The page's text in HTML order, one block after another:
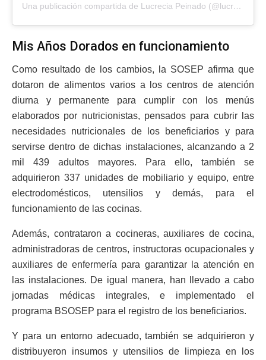
Una publicación compartida de Lucrecia Peinado (@lucreciapeinadoficial)
Mis Años Dorados en funcionamiento
Como resultado de los cambios, la SOSEP afirma que
dotaron de alimentos varios a los centros de atención
diurna y permanente para cumplir con los menús
elaborados por nutricionistas, pensados para cubrir las
necesidades nutricionales de los beneficiarios y para
servirse dentro de dichas instalaciones, alcanzando a 2
mil 439 adultos mayores. Para ello, también se
adquirieron 337 unidades de mobiliario y equipo, entre
electrodomésticos, utensilios y demás, para el
funcionamiento de las cocinas.
Además, contrataron a cocineras, auxiliares de cocina,
administradoras de centros, instructoras ocupacionales y
auxiliares de enfermería para garantizar la atención en
las instalaciones. De igual manera, han llevado a cabo
jornadas médicas integrales, e implementado el
programa BSOSEP para el registro de los beneficiarios.
Y para un entorno adecuado, también se adquirieron y
distribuyeron insumos y utensilios de limpieza en los